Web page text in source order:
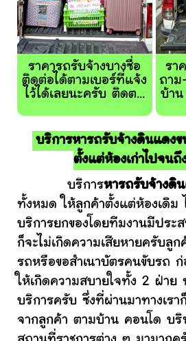
ราคารถรับจ้างบางซื่อ
ติดต่อได้ตามเบอร์ที่แจ้ง
ไว้ได้เลยนะครับ ติดต...
รา
ถาม
บ้าน
บริการหารถรับจ้างดินแดงข
ตั้งแต่ห้องเก่าไปจนถึ
บริการหารถรับจ้างดิ
ทั้งหมด ให้ลูกค้าตั้งแต่ห้องเดิม
บริการยกของโดยทีมงานมีประ
ก็จะไม่เกิดความเสียหายครับลู
รถหรือขอสำเนาบัตรคนขับรถ ก่
ให้เกิดความสบายใจทั้ง 2 ฝ่าย
บริการครับ ซึ่งที่ผ่านมาทางเรา
จากลูกค้า ตามบ้าน คอนโด บ